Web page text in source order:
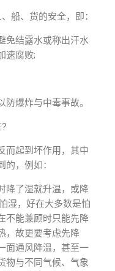
船、货的安全，即：
免结露水或称出汗水
速腐败;
爆炸与中毒事故。
而起到坏作用，其中
，例如：
降了湿就升温，或降
湿，好在大多数是怕
不能兼顾时只能先降
，故更要考虑先降
面通风降温，甚至一
物与不同气候、气象